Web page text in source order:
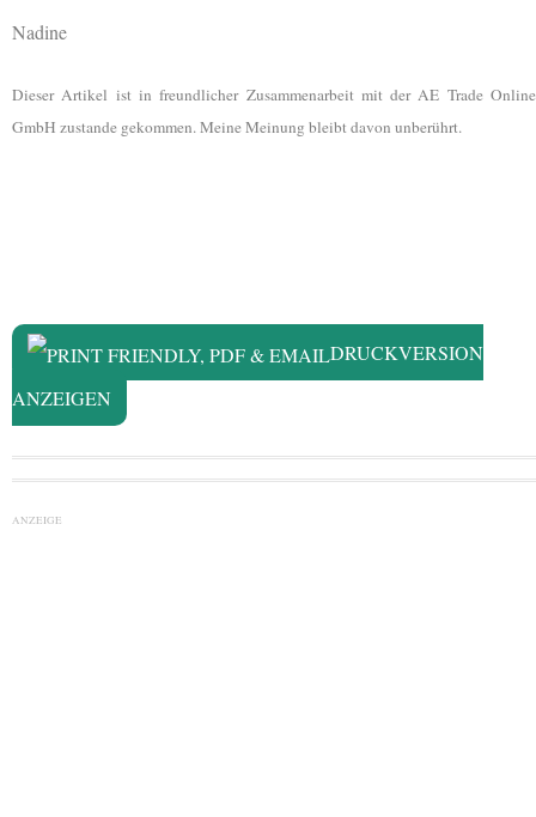
Nadine
Dieser Artikel ist in freundlicher Zusammenarbeit mit der AE Trade Online
GmbH zustande gekommen. Meine Meinung bleibt davon unberührt.
DRUCKVERSION
ANZEIGEN
ANZEIGE